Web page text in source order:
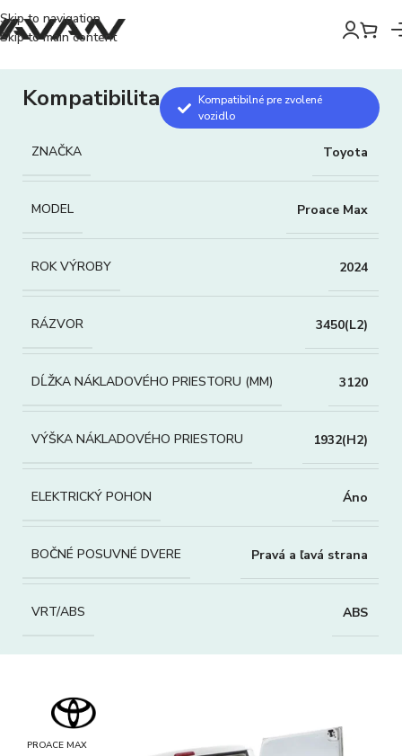
Skip to navigation
Skip to main content
Kompatibilita
Kompatibilné pre zvolené
vozidlo
ZNAČKA Toyota
MODEL Proace Max
ROK VÝROBY 2024
RÁZVOR 3450(L2)
DĹŽKA NÁKLADOVÉHO PRIESTORU (MM) 3120
VÝŠKA NÁKLADOVÉHO PRIESTORU 1932(H2)
ELEKTRICKÝ POHON Áno
BOČNÉ POSUVNÉ DVERE Pravá a ľavá strana
VRT/ABS ABS
PROACE MAX